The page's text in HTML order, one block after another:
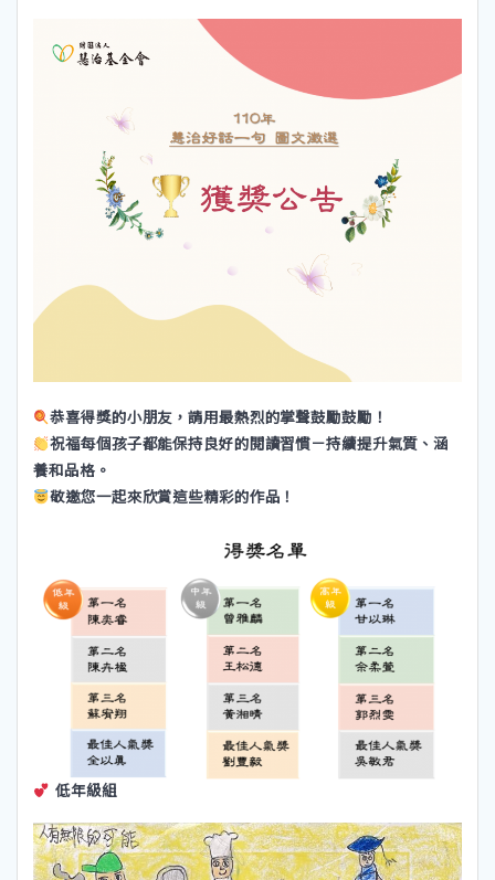
恭喜得獎的小朋友，請用最熱烈的掌聲鼓勵鼓勵！
祝福每個孩子都能保持良好的閱讀習慣－持續提升氣質、涵
養和品格。
敬邀您一起來欣賞這些精彩的作品！
低年級組